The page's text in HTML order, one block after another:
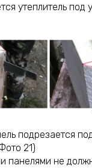
утеплитель под
подрезается
21)
панелями не